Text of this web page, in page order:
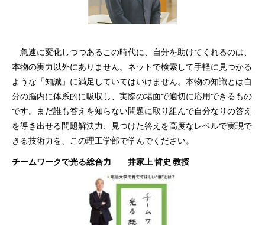
急速に変化しつつあるこの時代に、自分を助けてくれるのは、
本物の実力以外にありません。ネットで検索して手軽に見つかる
ような「知識」に満足していてはいけません。本物の知識とは自
分の脳内に体系的に吸収し、実際の場面で適切に応用できるもの
です。まだ誰も答えを知らない問題に取り組んで自分なりの答え
を導き出せる問題解決力、見つけた答えを高度なレベルで実現で
きる技術力を、この理工学部で学んでください。
チームワークで光る総合力 井家上 哲史 教授